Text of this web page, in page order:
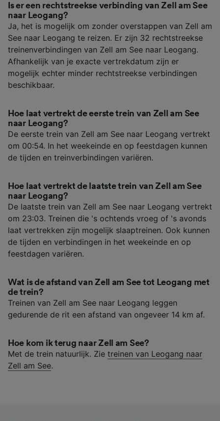
Is er een rechtstreekse verbinding van Zell am See
naar Leogang?
Ja, het is mogelijk om zonder overstappen van Zell am
See naar Leogang te reizen. Er zijn 32 rechtstreekse
treinenverbindingen van Zell am See naar Leogang.
Afhankelijk van je exacte vertrekdatum zijn er
mogelijk echter minder rechtstreekse verbindingen
beschikbaar.
Hoe laat vertrekt de eerste trein van Zell am See
naar Leogang?
De eerste trein van Zell am See naar Leogang vertrekt
om 00:54. In het weekeinde en op feestdagen kunnen
de tijden en treinverbindingen variëren.
Hoe laat vertrekt de laatste trein van Zell am See
naar Leogang?
De laatste trein van Zell am See naar Leogang vertrekt
om 23:03. Treinen die 's ochtends vroeg of 's avonds
laat vertrekken zijn mogelijk slaaptreinen. Ook kunnen
de tijden en verbindingen in het weekeinde en op
feestdagen variëren.
Wat is de afstand van Zell am See tot Leogang met
de trein?
Treinen van Zell am See naar Leogang leggen
gedurende de rit een afstand van ongeveer 14 km af.
Hoe kom ik terug naar Zell am See?
Met de trein natuurlijk. Zie treinen van Leogang naar
Zell am See.